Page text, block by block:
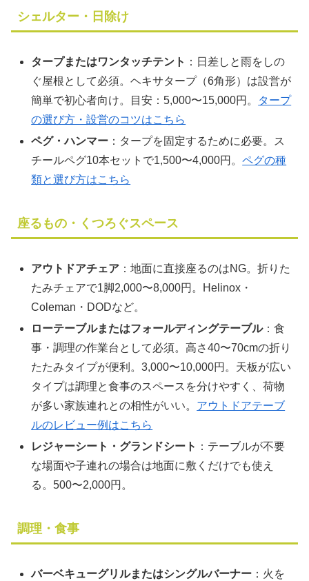
シェルター・日除け
タープまたはワンタッチテント ：日差しと雨をしの
ぐ屋根として必須。ヘキサタープ（6角形）は設営が
簡単で初心者向け。目安：5,000〜15,000円。
タープ
の選び方・設営のコツはこちら
ペグ・ハンマー ：タープを固定するために必要。ス
チールペグ10本セットで1,500〜4,000円。ペグの種
類と選び方はこちら
座るもの・くつろぐスペース
アウトドアチェア ：地面に直接座るのはNG。折りた
たみチェアで1脚2,000〜8,000円。Helinox・
Coleman・DODなど。
ローテーブルまたはフォールディングテーブル：食
事・調理の作業台として必須。高さ40〜70cmの折り
たたみタイプが便利。3,000〜10,000円。天板が広い
タイプは調理と食事のスペースを分けやすく、荷物
が多い家族連れとの相性がいい。 アウトドアテーブ
ルのレビュー例はこちら
レジャーシート・グランドシート ：テーブルが不要
な場面や子連れの場合は地面に敷くだけでも使え
る。500〜2,000円。
調理・食事
バーベキューグリルまたはシングルバーナー ：火を